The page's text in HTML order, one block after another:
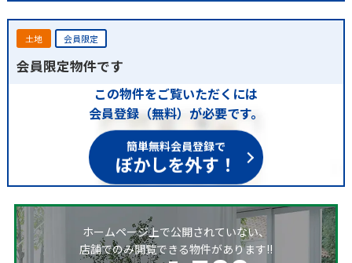
土地 会員限定
会員限定物件です
この物件をご覧いただくには
会員登録（無料）が必要です。
簡単無料会員登録で
ぼかしを外す！
ホームページ上で公開されていない、
店舗でのみ閲覧できる物件があります!!